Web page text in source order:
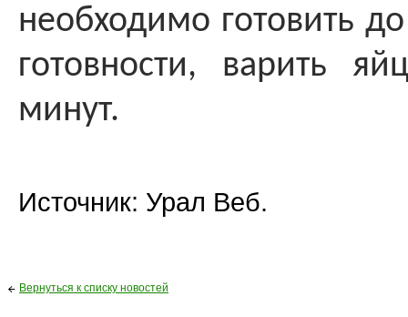
необходимо готовить
готовности, варить
минут.
Источник: Урал Веб.
Вернуться к списку новостей